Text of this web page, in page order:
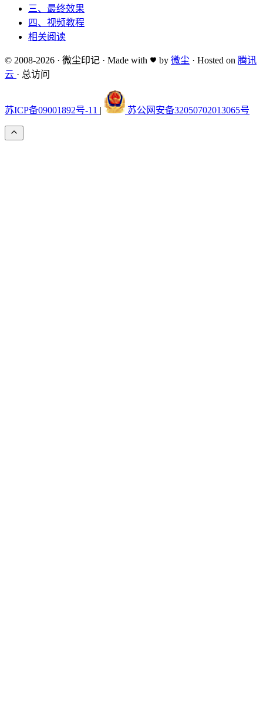
三、最终效果
四、视频教程
相关阅读
© 2008-2026 · 微尘印记 · Made with by 微尘 · Hosted on 腾讯
云 · 总访问
苏ICP备09001892号-11 | 苏公网安备32050702013065号